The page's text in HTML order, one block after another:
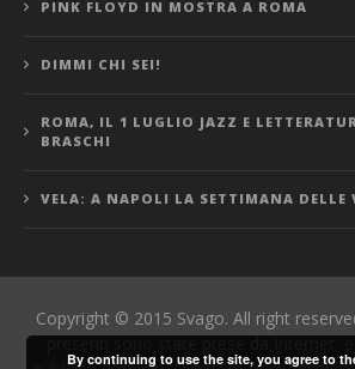
PINK FLOYD IN MOSTRA A ROMA
DIMMI CHI SEI!
ROMA, IL 1 LUGLIO JAZZ E
BRASCHI
VELA: A NAPOLI LA SETTIMANA DELLE
Copyright © 2015 Svago. All right
presenti sono state prese da Internet,
By continuing to use the site, you agree to